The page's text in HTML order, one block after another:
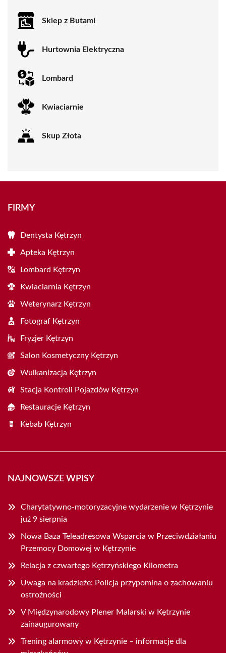
Sklep z Butami
Hurtownia Elektryczna
Lombard
Kwiaciarnie
Skup Złota
FIRMY
Dentysta Kętrzyn
Apteka Kętrzyn
Lombard Kętrzyn
Kwiaciarnia Kętrzyn
Weterynarz Kętrzyn
Fotograf Kętrzyn
Fryzjer Kętrzyn
Salon Kosmetyczny Kętrzyn
Wulkanizacja Kętrzyn
Stacja Kontroli Pojazdów Kętrzyn
Restauracje Kętrzyn
Kebab Kętrzyn
NAJNOWSZE WPISY
Charytatywno-motoryzacyjne wydarzenie w Kętrzynie
już 9 sierpnia
Nowa Baza Teleadresowa Wsparcia w Przeciwdziałaniu
Przemocy Domowej w Kętrzynie
Relacja z czwartego Kętrzyńskiego Kilometra
Uwaga na kradzieże: Policja przypomina o zachowaniu
ostrożności
V Międzynarodowy Plener Malarski w Kętrzynie
zainaugurowany
Trening alarmowy w Kętrzynie – informacje dla